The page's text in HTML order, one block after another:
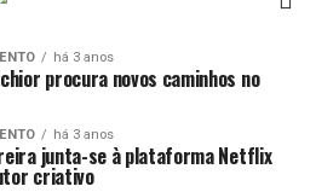
há 3 anos
procura novos caminhos no
há 3 anos
junta-se à plataforma Netflix
criativo